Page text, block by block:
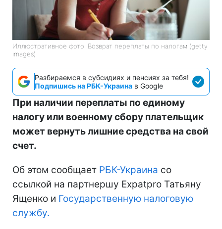
Иллюстративное фото: Возврат переплаты по налогам (getty
images)
Разбираемся в субсидиях и пенсиях за тебя!
Подпишись на РБК-Украина в Google
При наличии переплаты по единому
налогу или военному сбору плательщик
может вернуть лишние средства на свой
счет.
Об этом сообщает РБК-Украина со
ссылкой на партнершу Expatpro Татьяну
Ященко и Государственную налоговую
службу.